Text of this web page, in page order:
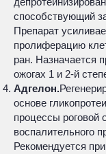
способствующий
Препарат
пролиферацию
ран. Назначается
ожогах 1 и 2-й
Адгелон.
основе
процессы роговой
воспалительного
Рекомендуется